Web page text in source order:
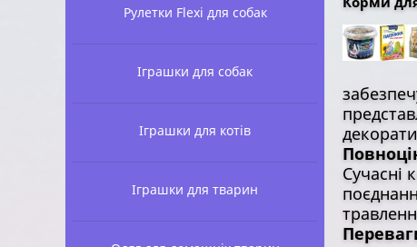
Рулетки Flexi для собак
Іграшки для собак
Іграшки для котів
Іграшки для тварин
Сучасні